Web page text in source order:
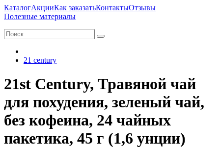
КаталогАкцииКак заказатьКонтактыОтзывы
Полезные материалы
21 century
21st Century, Травяной чай
для похудения, зеленый чай,
без кофеина, 24 чайных
пакетика, 45 г (1,6 унции)